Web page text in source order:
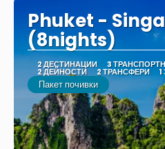
Phuket -
(8nights)
2 ДЕСТИНАЦИИ 3
2 ДЕЙНОСТИ 2 ТРАНСФЕРИ
Пакет почивки